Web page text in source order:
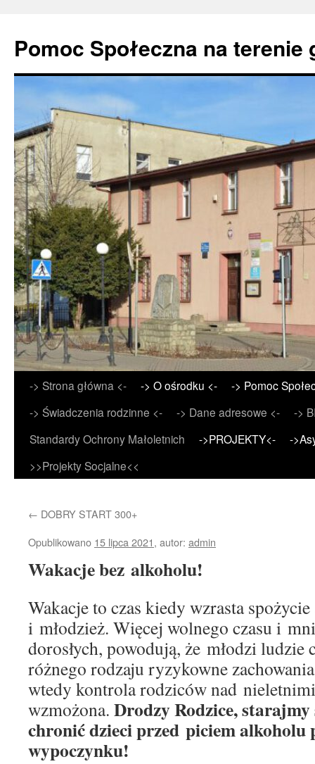
Pomoc Społeczna na terenie
Przejdź
do
treści
-> Strona główna <- -> O ośrodku <-
-> Pomoc
-> Świadczenia rodzinne <-
-> Dane adresowe <-
->
Standardy Ochrony Małoletnich
->PROJEKTY<-
-
>>Projekty Socjalne<<
← DOBRY START 300+
Opublikowano 15 lipca 2021, autor: admin
Wakacje bez alkoholu!
Wakacje to czas kiedy wzrasta
i młodzież. Więcej wolnego czasu i
dorosłych, powodują, że młodzi ludzie
różnego rodzaju ryzykowne
wtedy kontrola rodziców nad
wzmożona. Drodzy Rodzice, starajmy
chronić dzieci przed piciem alkoholu
wypoczynku!